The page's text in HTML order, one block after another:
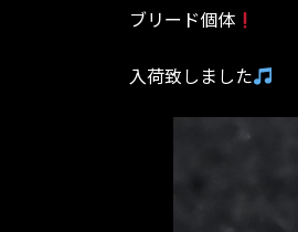
ブリード個体
入荷致しました